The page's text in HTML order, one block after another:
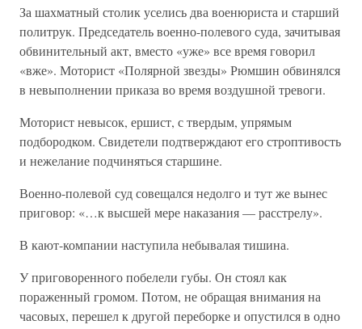
За шахматный столик уселись два военюриста и старший
политрук. Председатель военно-полевого суда, зачитывая
обвинительный акт, вместо «уже» все время говорил
«вже». Моторист «Полярной звезды» Рюмшин обвинялся
в невыполнении приказа во время воздушной тревоги.
Моторист невысок, ершист, с твердым, упрямым
подбородком. Свидетели подтверждают его строптивость
и нежелание подчиняться старшине.
Военно-полевой суд совещался недолго и тут же вынес
приговор: «…к высшей мере наказания — расстрелу».
В кают-компании наступила небывалая тишина.
У приговоренного побелели губы. Он стоял как
пораженный громом. Потом, не обращая внимания на
часовых, перешел к другой переборке и опустился в одно